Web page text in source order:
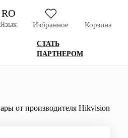
RO
Язык Избранное Корзина
СТАТЬ
ПАРТНЕРОМ